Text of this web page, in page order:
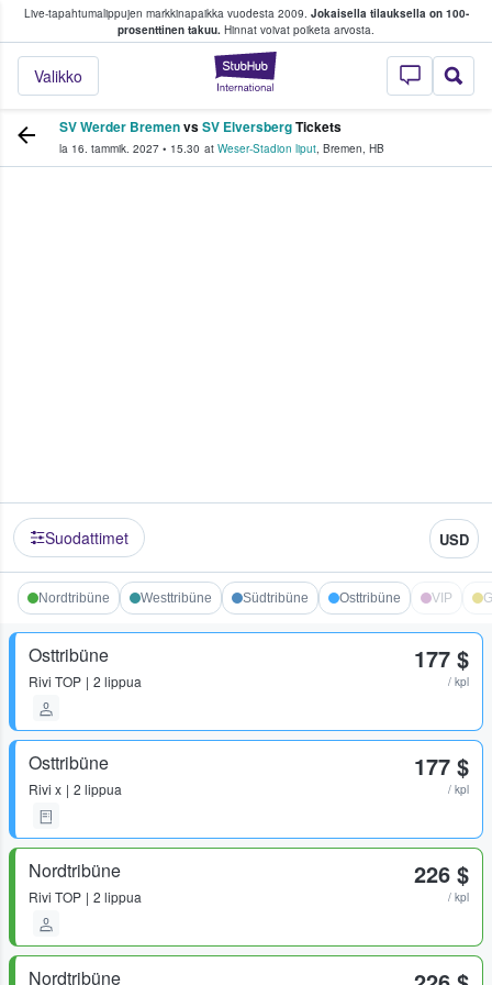
Live-tapahtumalippujen markkinapaikka vuodesta 2009. Jokaisella tilauksella on 100-
prosenttinen takuu. Hinnat voivat poiketa arvosta.
StubHub -
Valikko
fanit ostavat ja myyvät lippuja
SV Werder BremenvsSV ElversbergTickets
la 16. tammik. 2027 • 15.30 at Weser-Stadion liput, Bremen, HB
Suodattimet USD
Nordtribüne Westtribüne Südtribüne Osttribüne VIP
Osttribüne
Rivi TOP 2 lippua
177 $
/ kpl
Osttribüne
Rivi x 2 lippua
177 $
/ kpl
Nordtribüne
Rivi TOP 2 lippua
226 $
/ kpl
Nordtribüne